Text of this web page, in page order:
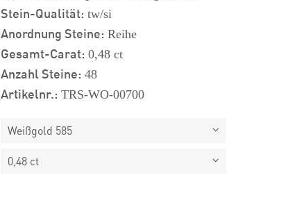
Stein-Qualität: tw/si
Anordnung Steine: Reihe
Gesamt-Carat: 0,48 ct
Anzahl Steine: 48
Artikelnr.: TRS-WO-00700
Weißgold 585
0,48 ct